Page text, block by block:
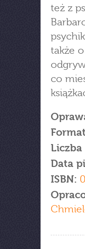
też z
także
co
Data
ISBN: